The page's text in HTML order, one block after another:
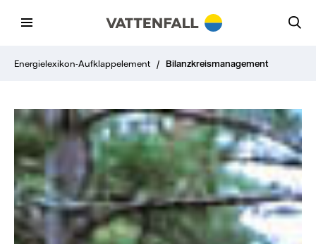
Energielexikon-Aufklappelement / Bilanzkreismanagement